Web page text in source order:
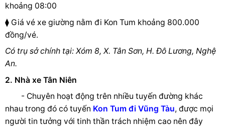
khoảng 08:00
⧫ Giá vé xe giường nằm đi Kon Tum khoảng 800.000
đồng/vé.
Có trụ sở chính tại: Xóm 8, X. Tân Sơn, H. Đô Lương, Nghệ
An.
2. Nhà xe Tân Niên
- Chuyên hoạt động trên nhiều tuyến đường khác
nhau trong đó có tuyến Kon Tum đi Vũng Tàu, được mọi
người tin tưởng với tinh thần trách nhiệm cao nên đây